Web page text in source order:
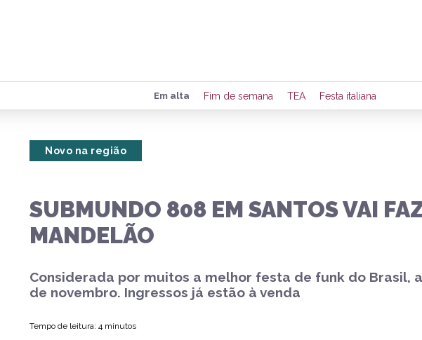
Preencha seus dados para
de eventos e notícias da região.
Em alta Fim de semana TEA Festa italiana
Novo na região
SUBMUNDO 808 EM SANTOS VAI
MANDELÃO
Considerada por muitos a melhor festa de funk do Brasil,
de novembro. Ingressos já estão à venda
Tempo de leitura: 4 minutos